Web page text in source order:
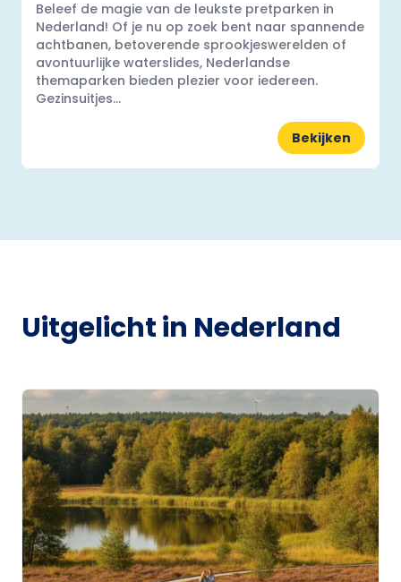
Beleef de magie van de leukste pretparken in
Nederland! Of je nu op zoek bent naar spannende
achtbanen, betoverende sprookjeswerelden of
avontuurlijke waterslides, Nederlandse
themaparken bieden plezier voor iedereen.
Gezinsuitjes...
Bekijken
Uitgelicht in Nederland